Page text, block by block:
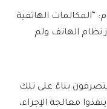
الهاتفية
نظام الهاتف ولم
بناءً على تلك
معالجة الإجراء،